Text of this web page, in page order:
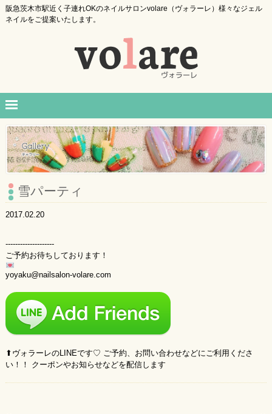
阪急茨木市駅近く子連れOKのネイルサロンvolare（ヴォラーレ）様々なジェル
ネイルをご提案いたします。
雪パーティ
2017.02.20
--------------------
ご予約お待ちしております！
yoyaku@nailsalon-volare.com
⬆︎ヴォラーレのLINEです♡ ご予約、お問い合わせなどにご利用くださ
い！！ クーポンやお知らせなどを配信します